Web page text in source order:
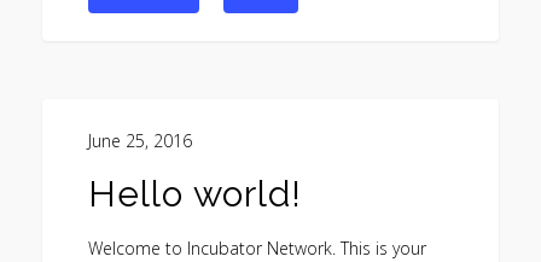
June 25, 2016
Hello world!
Welcome to Incubator Network. This is your